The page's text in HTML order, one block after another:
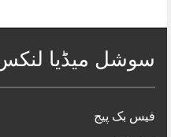
سوشل میڈیا
فیس بک پیج